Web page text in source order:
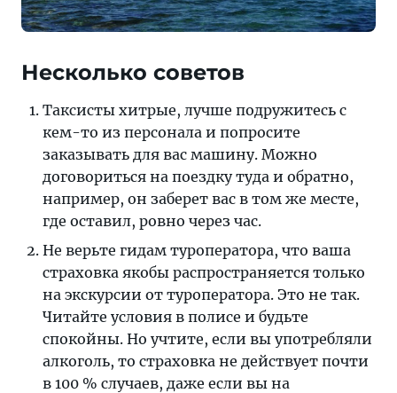
Несколько советов
Таксисты хитрые, лучше подружитесь с
кем-то из персонала и попросите
заказывать для вас машину. Можно
договориться на поездку туда и обратно,
например, он заберет вас в том же месте,
где оставил, ровно через час.
Не верьте гидам туроператора, что ваша
страховка якобы распространяется только
на экскурсии от туроператора. Это не так.
Читайте условия в полисе и будьте
спокойны. Но учтите, если вы употребляли
алкоголь, то страховка не действует почти
в 100 % случаев, даже если вы на